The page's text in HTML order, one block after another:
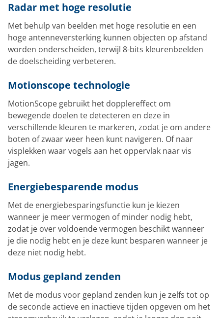
Radar met hoge resolutie
Met behulp van beelden met hoge resolutie en een
hoge antenneversterking kunnen objecten op afstand
worden onderscheiden, terwijl 8-bits kleurenbeelden
de doelscheiding verbeteren.
Motionscope technologie
MotionScope gebruikt het dopplereffect om
bewegende doelen te detecteren en deze in
verschillende kleuren te markeren, zodat je om andere
boten of zwaar weer heen kunt navigeren. Of naar
visplekken waar vogels aan het oppervlak naar vis
jagen.
Energiebesparende modus
Met de energiebesparingsfunctie kun je kiezen
wanneer je meer vermogen of minder nodig hebt,
zodat je over voldoende vermogen beschikt wanneer
je die nodig hebt en je deze kunt besparen wanneer je
deze niet nodig hebt.
Modus gepland zenden
Met de modus voor gepland zenden kun je zelfs tot op
de seconde actieve en inactieve tijden opgeven om het